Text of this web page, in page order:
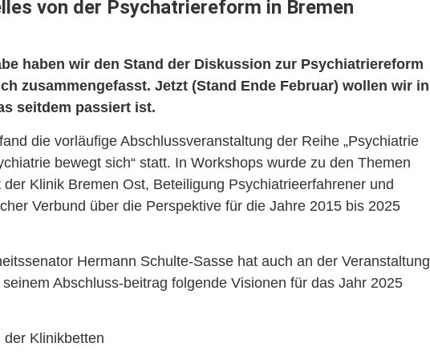
von der Psychatriereform in Bremen
haben wir den Stand der Diskussion zur Psychiatriereform
zusammengefasst. Jetzt (Stand Ende Februar) wollen wir in
seitdem passiert ist.
die vorläufige Abschlussveranstaltung der Reihe „Psychiatrie
bewegt sich“ statt. In Workshops wurde zu den Themen
Klinik Bremen Ost, Beteiligung Psychiatrieerfahrener und
Verbund über die Perspektive für die Jahre 2015 bis 2025
Hermann Schulte-Sasse hat auch an der Veranstaltung
Abschluss-beitrag folgende Visionen für das Jahr 2025
der Klinikbetten